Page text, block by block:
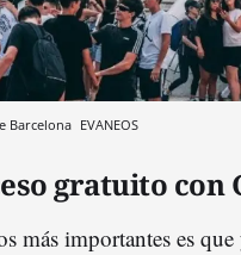
Barcelona EVANEOS
gratuito con
más importantes es